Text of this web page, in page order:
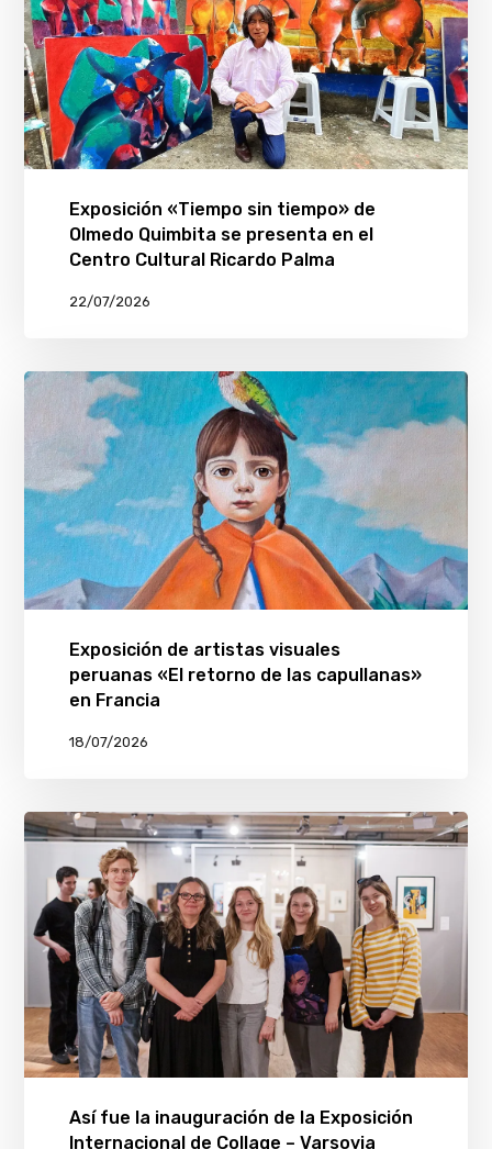
Exposición «Tiempo sin tiempo» de
Olmedo Quimbita se presenta en el
Centro Cultural Ricardo Palma
22/07/2026
Exposición de artistas visuales
peruanas «El retorno de las capullanas»
en Francia
18/07/2026
Así fue la inauguración de la Exposición
Internacional de Collage – Varsovia